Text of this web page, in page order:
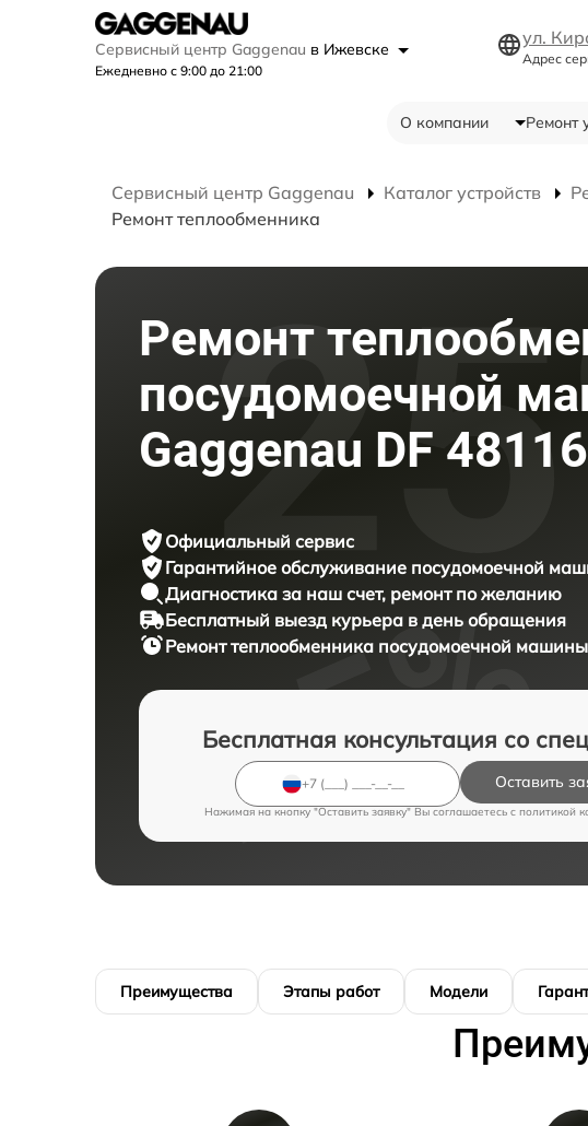
Сервисный центр Gaggenau в Ижевске
Ежедневно с 9:00 до 21:00
ул.
Адрес
О компании Ремонт
Сервисный центр Gaggenau Каталог устройств
Ремонт теплообменника
Ремонт
посудомоечной
Gaggenau DF
Официальный сервис
Гарантийное обслуживание посудомоечной
Диагностика за наш счет, ремонт по желанию
Бесплатный выезд курьера в день обращения
Ремонт теплообменника посудомоечной машины
Бесплатная консультация со
Оставить
Нажимая на кнопку "Оставить заявку" Вы соглашаетесь c политикой
Преимущества Этапы работ Модели